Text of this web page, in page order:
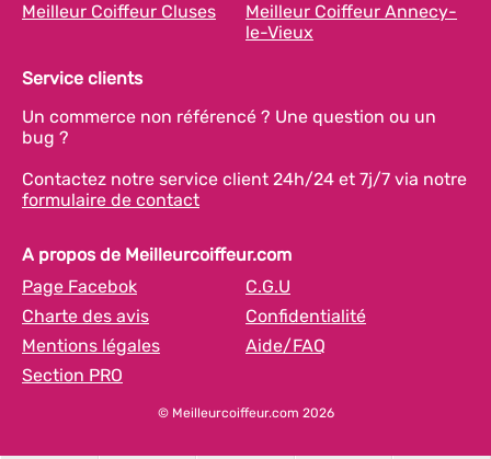
Meilleur Coiffeur Cluses
Meilleur Coiffeur Annecy-
le-Vieux
Service clients
Un commerce non référencé ? Une question ou un
bug ?
Contactez notre service client 24h/24 et 7j/7 via notre
formulaire de contact
A propos de Meilleurcoiffeur.com
Page Facebok
C.G.U
Charte des avis
Confidentialité
Mentions légales
Aide/FAQ
Section PRO
© Meilleurcoiffeur.com 2026